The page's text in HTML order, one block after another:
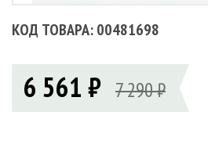
КОД ТОВАРА: 00481698
6 561 ₽ 7 290 ₽